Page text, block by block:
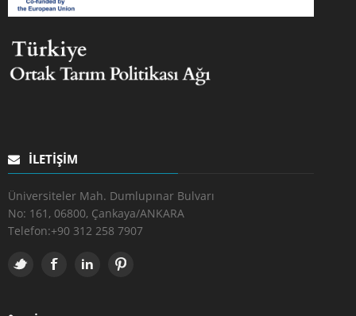
İLETIŞIM
Üniversiteler Mah. Dumlupınar Bulvarı
No: 161, 06800, Çankaya/ANKARA
Telefon:+90 312 258 7907